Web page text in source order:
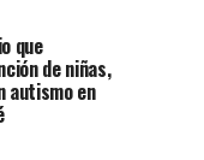
que
de niñas,
autismo en